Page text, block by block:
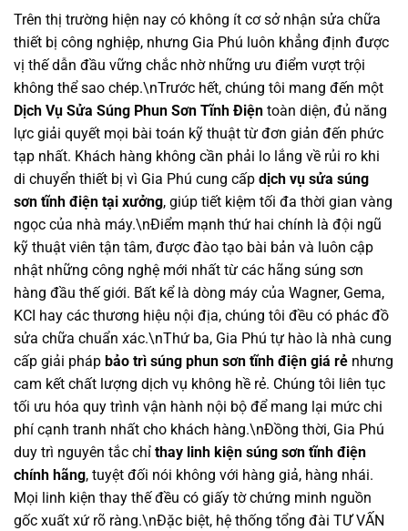
Trên thị trường hiện nay có không ít cơ sở nhận sửa chữa
thiết bị công nghiệp, nhưng Gia Phú luôn khẳng định được
vị thế dẫn đầu vững chắc nhờ những ưu điểm vượt trội
không thể sao chép.\nTrước hết, chúng tôi mang đến một
Dịch Vụ Sửa Súng Phun Sơn Tĩnh Điện toàn diện, đủ năng
lực giải quyết mọi bài toán kỹ thuật từ đơn giản đến phức
tạp nhất. Khách hàng không cần phải lo lắng về rủi ro khi
di chuyển thiết bị vì Gia Phú cung cấp dịch vụ sửa súng
sơn tĩnh điện tại xưởng, giúp tiết kiệm tối đa thời gian vàng
ngọc của nhà máy.\nĐiểm mạnh thứ hai chính là đội ngũ
kỹ thuật viên tận tâm, được đào tạo bài bản và luôn cập
nhật những công nghệ mới nhất từ các hãng súng sơn
hàng đầu thế giới. Bất kể là dòng máy của Wagner, Gema,
KCI hay các thương hiệu nội địa, chúng tôi đều có phác đồ
sửa chữa chuẩn xác.\nThứ ba, Gia Phú tự hào là nhà cung
cấp giải pháp bảo trì súng phun sơn tĩnh điện giá rẻ nhưng
cam kết chất lượng dịch vụ không hề rẻ. Chúng tôi liên tục
tối ưu hóa quy trình vận hành nội bộ để mang lại mức chi
phí cạnh tranh nhất cho khách hàng.\nĐồng thời, Gia Phú
duy trì nguyên tắc chỉ thay linh kiện súng sơn tĩnh điện
chính hãng, tuyệt đối nói không với hàng giả, hàng nhái.
Mọi linh kiện thay thế đều có giấy tờ chứng minh nguồn
gốc xuất xứ rõ ràng.\nĐặc biệt, hệ thống tổng đài TƯ VẤN